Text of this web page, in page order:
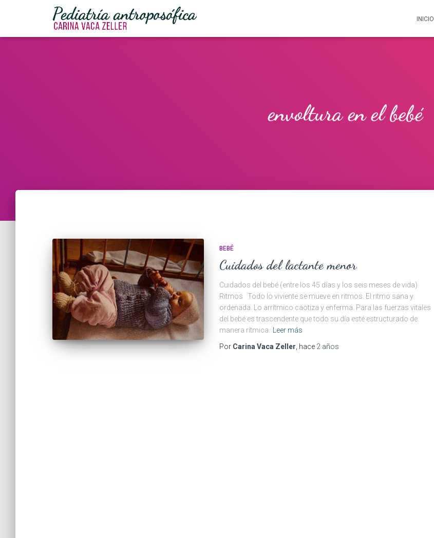
INICIO
envoltura en el bebé
BEBÉ
Cuidados del lactante menor
Cuidados del bebé (entre los 45 días y los seis meses de vida)
Ritmos Todo lo viviente se mueve en ritmos. El ritmo sana y
ordenada. Lo arrítmico caotiza y enferma. Para las fuerzas vitales
del bebé es trascendente que todo su día esté estructurado de
manera rítmica.
Leer más
Por Carina Vaca Zeller , hace 2 años